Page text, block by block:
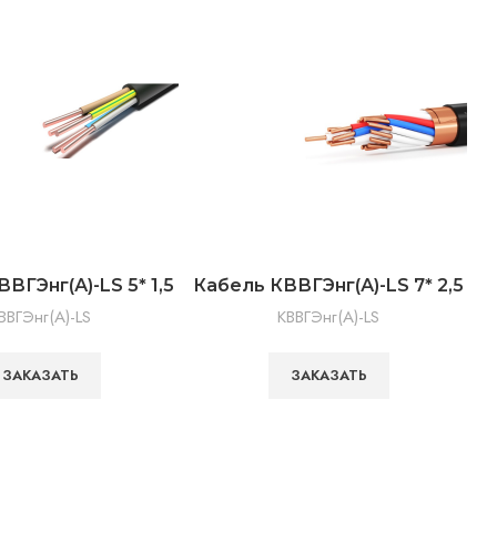
LS 5* 1,5
LS
ЗАКАЗАТЬ
Кабель КВВГЭнг(А)-LS 7* 2,5
КВВГЭнг(А)-LS
ЗАКАЗАТЬ